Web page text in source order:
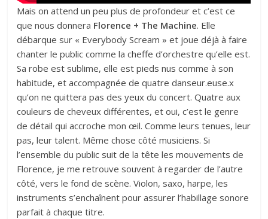
Mais on attend un peu plus de profondeur et c’est ce
que nous donnera Florence + The Machine. Elle
débarque sur « Everybody Scream » et joue déjà à faire
chanter le public comme la cheffe d’orchestre qu’elle est.
Sa robe est sublime, elle est pieds nus comme à son
habitude, et accompagnée de quatre danseur.euse.x
qu’on ne quittera pas des yeux du concert. Quatre aux
couleurs de cheveux différentes, et oui, c’est le genre
de détail qui accroche mon œil. Comme leurs tenues, leur
pas, leur talent. Même chose côté musiciens. Si
l’ensemble du public suit de la tête les mouvements de
Florence, je me retrouve souvent à regarder de l’autre
côté, vers le fond de scène. Violon, saxo, harpe, les
instruments s’enchaînent pour assurer l’habillage sonore
parfait à chaque titre.